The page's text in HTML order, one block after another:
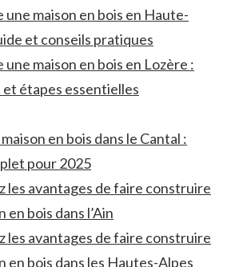
maison en bois en Haute-
et conseils pratiques
maison en bois en Lozère :
et étapes essentielles
en bois dans le Cantal :
pour 2025
les avantages de faire construire
en bois dans l’Ain
les avantages de faire construire
en bois dans les Hautes-Alpes